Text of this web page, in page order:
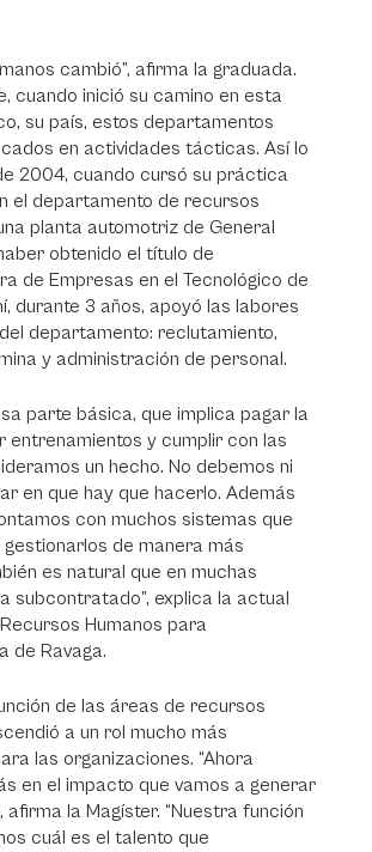
cambió”, afirma la graduada.
cuando inició su camino en esta
su país, estos departamentos
en actividades tácticas. Así lo
2004, cuando cursó su práctica
el departamento de recursos
planta automotriz de General
obtenido el título de
de Empresas en el Tecnológico de
durante 3 años, apoyó las labores
departamento: reclutamiento,
y administración de personal.
parte básica, que implica pagar la
entrenamientos y cumplir con las
un hecho. No debemos ni
en que hay que hacerlo. Además
con muchos sistemas que
gestionarlos de manera más
es natural que en muchas
subcontratado”, explica la actual
Humanos para
de Ravaga.
de las áreas de recursos
a un rol mucho más
las organizaciones. “Ahora
en el impacto que vamos a generar
afirma la Magíster. “Nuestra función
cuál es el talento que